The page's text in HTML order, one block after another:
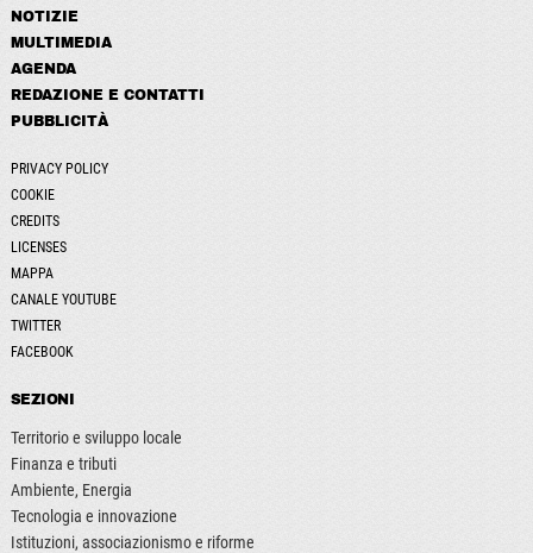
NOTIZIE
MULTIMEDIA
AGENDA
REDAZIONE E CONTATTI
PUBBLICITÀ
PRIVACY POLICY
COOKIE
CREDITS
LICENSES
MAPPA
CANALE YOUTUBE
TWITTER
FACEBOOK
SEZIONI
Territorio e sviluppo locale
Finanza e tributi
Ambiente, Energia
Tecnologia e innovazione
Istituzioni, associazionismo e riforme